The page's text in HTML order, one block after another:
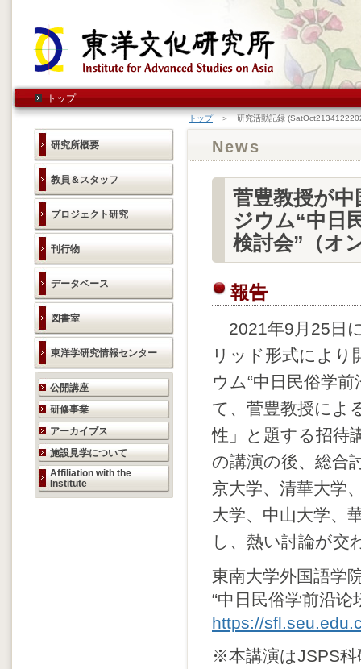
トップ
研究所概要
教員＆スタッフ
プロジェクト研究
刊行物
データベース
図書室
東洋学研究情報センター
研究活動のご案内
公開講座
研修事業
アーカイブス
施設見学について
Affiliation with the
Institute
トップ＞ 研究活動記録
News
菅豊教授が
ジウム“中日
検討会”（オ
報告
2021年9月25日
リッド形式により
ウム“中日民俗学
て、菅豊教授によ
性」と題する招待
の講演の後、総合
京大学、清華大学
大学、中山大学、
し、熱い討論が交
東南大学外国語学
“中日民俗学前沿
https://
※本講演はJSPS